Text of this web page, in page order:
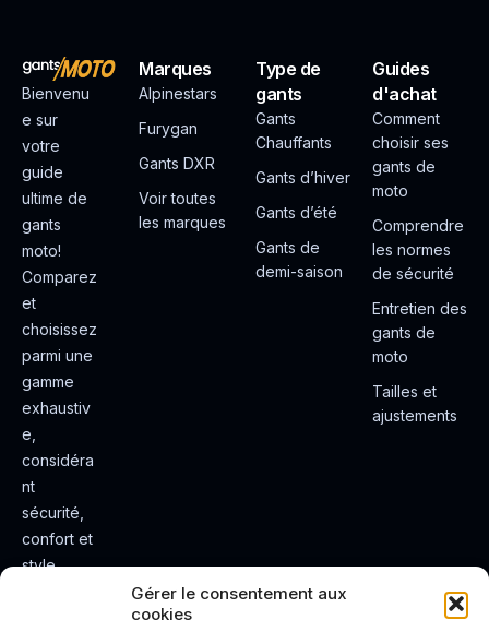
Gérer le consentement aux
cookies
Bienvenu
e sur
votre
guide
ultime de
gants
moto!
Comparez
et
choisissez
parmi une
gamme
exhaustiv
e,
considéra
nt
sécurité,
confort et
style.
Marques
Alpinestars
Furygan
Gants DXR
Voir toutes
les marques
Type de
gants
Gants
Chauffants
Gants d’hiver
Gants d’été
Gants de
demi-saison
Guides
d'achat
Comment
choisir ses
gants de
moto
Comprendre
les normes
de sécurité
Entretien des
gants de
moto
Tailles et
ajustements